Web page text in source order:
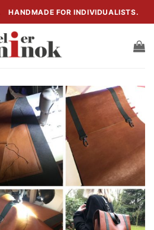
HANDMADE FOR INDIVIDUALISTS.